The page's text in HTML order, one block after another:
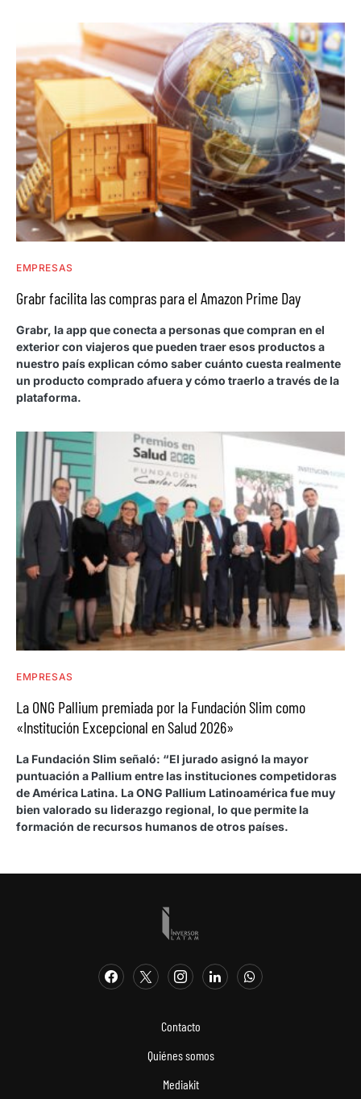
EMPRESAS
Grabr facilita las compras para el Amazon Prime Day
Grabr, la app que conecta a personas que compran en el
exterior con viajeros que pueden traer esos productos a
nuestro país explican cómo saber cuánto cuesta realmente
un producto comprado afuera y cómo traerlo a través de la
plataforma.
EMPRESAS
La ONG Pallium premiada por la Fundación Slim como
«Institución Excepcional en Salud 2026»
La Fundación Slim señaló: “El jurado asignó la mayor
puntuación a Pallium entre las instituciones competidoras
de América Latina. La ONG Pallium Latinoamérica fue muy
bien valorado su liderazgo regional, lo que permite la
formación de recursos humanos de otros países.
Contacto
Quiénes somos
Mediakit